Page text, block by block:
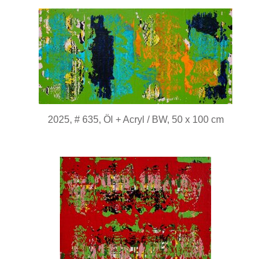
2025, # 635, Öl + Acryl / BW, 50 x 100 cm